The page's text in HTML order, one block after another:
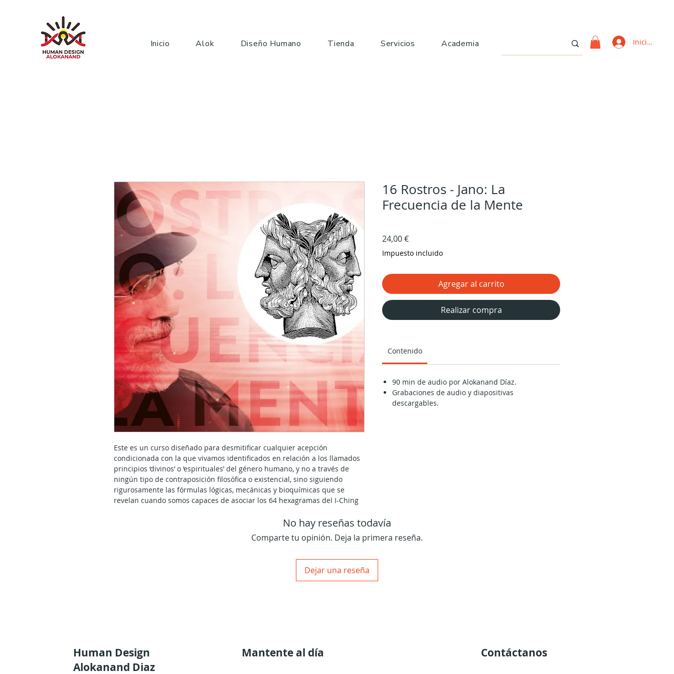
Inicio Alok Diseño Humano Tienda Servicios Academia Iniciar
Este es un curso diseñado para desmitificar cualquier acepción
condicionada con la que vivamos identificados en relación a los llamados
principios ‘divinos’ o ‘espirituales’ del género humano, y no a través de
ningún tipo de contraposición filosófica o existencial, sino siguiendo
rigurosamente las fórmulas lógicas, mecánicas y bioquímicas que se
revelan cuando somos capaces de asociar los 64 hexagramas del I-Ching
La fuerza de Jano fecunda la mente humana a través del trabajo y de su
relación con los principios de la forma. Es el YIN / YIN de la mente
24 - tres de ellas sacrales, son responsables del sometimiento de la
capacidad de respuesta existencial de los generadores al imperio
16 Rostros - Jano: La
Frecuencia de la Mente
24,00 €Precio
Impuesto incluido
Agregar al carrito
Realizar compra
Contenido
90 min de audio por Alokanand Díaz.
Grabaciones de audio y diapositivas
descargables.
No hay reseñas todavía
Comparte tu opinión. Deja la primera reseña.
Dejar una reseña
Human Design
Alokanand Diaz
Mantente al día Contáctanos